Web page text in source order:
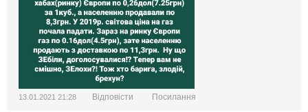
13.01.2021 21:28 Відповісти Посилання